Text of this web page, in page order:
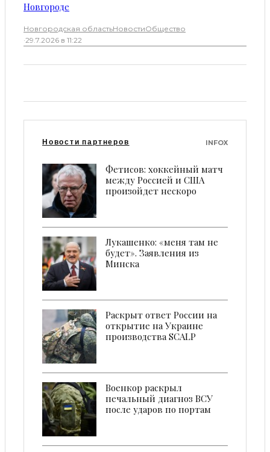
Новгороде
Новгородская областьНовостиОбщество
·29.7.2026 в 11:22
Новости партнеров INFOX
Фетисов: хоккейный матч
между Россией и США
произойдет нескоро
Лукашенко: «меня там не
будет». Заявления из
Минска
Раскрыт ответ России на
открытие на Украине
производства SCALP
Военкор раскрыл
печальный диагноз ВСУ
после ударов по портам